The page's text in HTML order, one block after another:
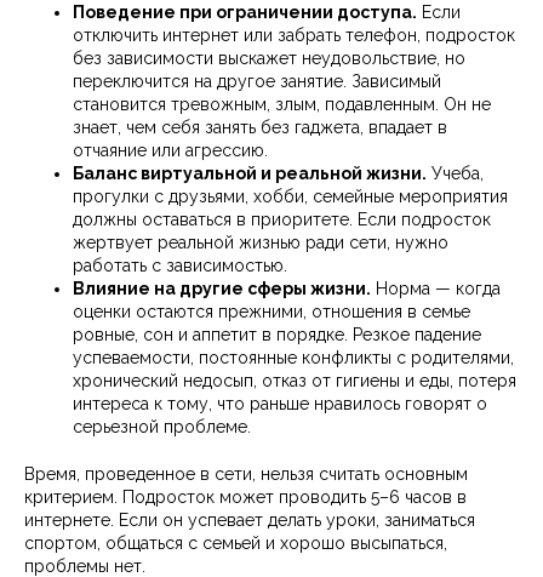
Поведение при ограничении доступа. Если
отключить интернет или забрать телефон, подросток
без зависимости выскажет неудовольствие, но
переключится на другое занятие. Зависимый
становится тревожным, злым, подавленным. Он не
знает, чем себя занять без гаджета, впадает в
отчаяние или агрессию.
Баланс виртуальной и реальной жизни. Учеба,
прогулки с друзьями, хобби, семейные мероприятия
должны оставаться в приоритете. Если подросток
жертвует реальной жизнью ради сети, нужно
работать с зависимостью.
Влияние на другие сферы жизни. Норма — когда
оценки остаются прежними, отношения в семье
ровные, сон и аппетит в порядке. Резкое падение
успеваемости, постоянные конфликты с родителями,
хронический недосып, отказ от гигиены и еды, потеря
интереса к тому, что раньше нравилось говорят о
серьезной проблеме.
Время, проведенное в сети, нельзя считать основным
критерием. Подросток может проводить 5–6 часов в
интернете. Если он успевает делать уроки, заниматься
спортом, общаться с семьей и хорошо высыпаться,
проблемы нет.